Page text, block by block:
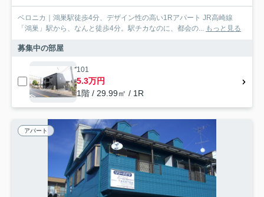
ベロニカ｜鴻巣駅徒歩4分、デザイン性の高い1Rアパート JR高崎線
「鴻巣」駅から、なんと徒歩4分。駅チカなのに、都会の...
もっと見る
募集中の部屋
101
5.3万円
1階 / 29.99㎡ / 1R
アパート